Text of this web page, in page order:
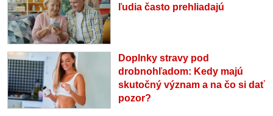
ľudia často prehliadajú
Doplnky stravy pod
drobnohľadom: Kedy majú
skutočný význam a na čo si dať
pozor?